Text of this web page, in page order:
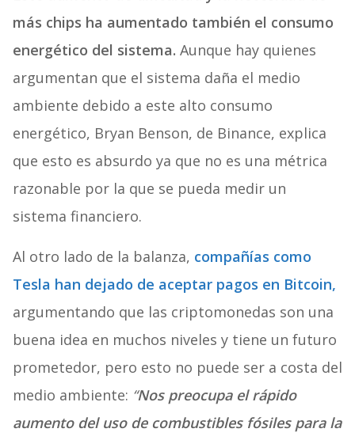
más chips ha aumentado también el consumo
energético del sistema. Aunque hay quienes
argumentan que el sistema daña el medio
ambiente debido a este alto consumo
energético, Bryan Benson, de Binance, explica
que esto es absurdo ya que no es una métrica
razonable por la que se pueda medir un
sistema financiero.
Al otro lado de la balanza, compañías como
Tesla han dejado de aceptar pagos en Bitcoin,
argumentando que las criptomonedas son una
buena idea en muchos niveles y tiene un futuro
prometedor, pero esto no puede ser a costa del
medio ambiente: “Nos preocupa el rápido
aumento del uso de combustibles fósiles para la